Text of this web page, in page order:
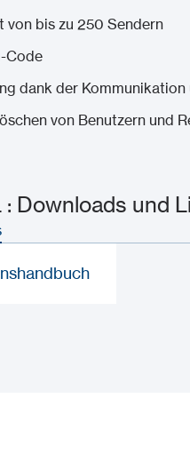
von bis zu 250 Sendern
Code
dank der
von Benutzern und
: Downloads und